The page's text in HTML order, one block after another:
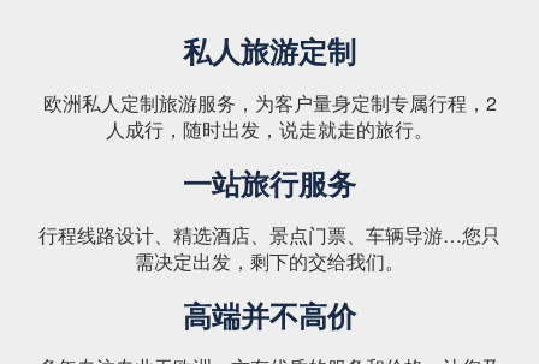
私人旅游定制
欧洲私人定制旅游服务，为客户量身定制专属行程，2
人成行，随时出发，说走就走的旅行。
一站旅行服务
行程线路设计、精选酒店、景点门票、车辆导游…您只
需决定出发，剩下的交给我们。
高端并不高价